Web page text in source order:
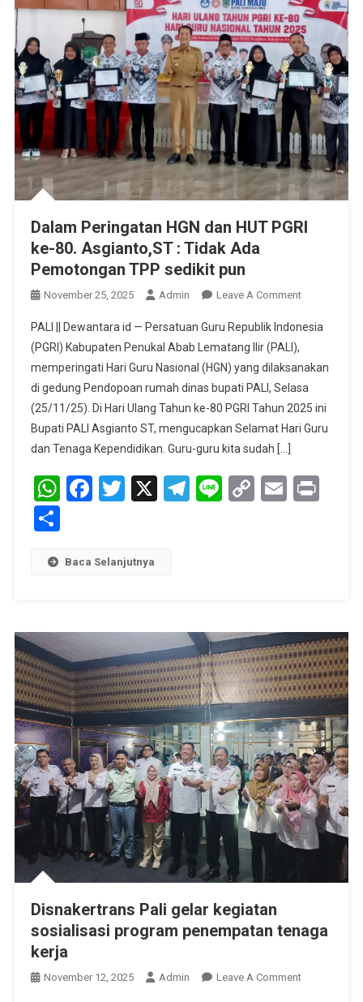
Dalam Peringatan HGN dan HUT PGRI
ke-80. Asgianto,ST : Tidak Ada
Pemotongan TPP sedikit pun
November 25, 2025 Admin Leave A CommentOn
Peringatan
Dan
HUT
PGRI
Ke-
:
Tidak
PALI || Dewantara id — Persatuan Guru Republik Indonesia
(PGRI) Kabupaten Penukal Abab Lematang Ilir (PALI),
memperingati Hari Guru Nasional (HGN) yang dilaksanakan
di gedung Pendopoan rumah dinas bupati PALI, Selasa
(25/11/25). Di Hari Ulang Tahun ke-80 PGRI Tahun 2025 ini
Bupati PALI Asgianto ST, mengucapkan Selamat Hari Guru
dan Tenaga Kependidikan. Guru-guru kita sudah […]
WhatsApp
Facebook
Twitter
X Telegram
LineCopyEmail
Baca Selanjutnya
Disnakertrans Pali gelar kegiatan
sosialisasi program penempatan tenaga
kerja
November 12, 2025 Admin Leave A CommentOn